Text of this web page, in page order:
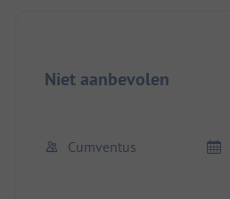
Niet aanbevolen
Cumventus